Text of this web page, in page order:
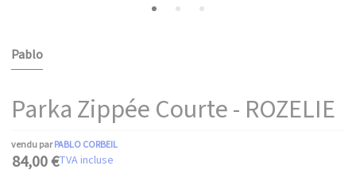
Pablo
Parka Zippée Courte - ROZELIE
vendu parPABLO CORBEIL
84,00 €TVA incluse